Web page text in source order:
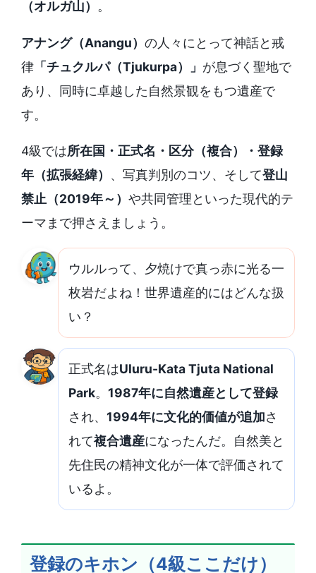
（オルガ山） 。
アナング（Anangu） の人々にとって神話と戒
律 「チュクルパ（Tjukurpa）」 が息づく聖地で
あり、同時に卓越した自然景観をもつ遺産で
す。
4級では所在国・正式名・区分（複合）・登録
年（拡張経緯） 、写真判別のコツ、そして登山
禁止（2019年～） や共同管理といった現代的テ
ーマまで押さえましょう。
ウルルって、夕焼けで真っ赤に光る一
枚岩だよね！世界遺産的にはどんな扱
い？
正式名はUluru-Kata Tjuta National
Park。 1987年に自然遺産として登録
され、 1994年に文化的価値が追加さ
れて複合遺産になったんだ。自然美と
先住民の精神文化が一体で評価されて
いるよ。
登録のキホン（4級ここだけ）